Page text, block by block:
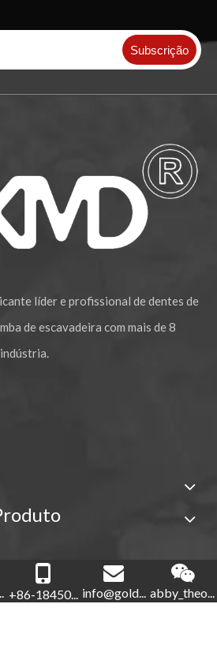
Subscrição
líder e profissional de dentes de
de escavadeira com mais de 8
+86-18450... info@gold... abby_theo...